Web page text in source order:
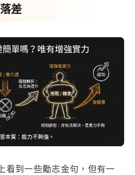
差
看到一些勵志金句，但有一